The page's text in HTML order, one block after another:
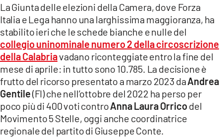
LACITYMAG.IT
ILREGGINO.IT
COSENZACHANNEL.IT
ILVIBONESE.IT
CATANZAROCHANNEL.IT
LACAPITALENEWS.IT
App
La Giunta delle elezioni della Camera, dove Forza
Italia e Lega hanno una larghissima maggioranza, ha
stabilito ieri che le schede bianche e nulle del
collegio uninominale numero 2 della circoscrizione
della Calabriavadano riconteggiate entro la fine del
mese di aprile: in tutto sono 10.785. La decisione è
frutto del ricorso presentato a marzo 2023 daAndrea
Gentile(FI) che nell’ottobre del 2022 ha perso per
poco più di 400 voti controAnna Laura Orricodel
Movimento 5 Stelle, oggi anche coordinatrice
regionale del partito di Giuseppe Conte.